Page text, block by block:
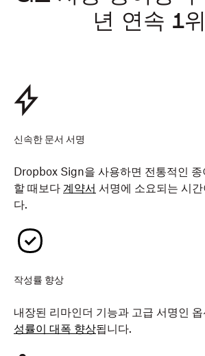
년 연속 1
신속한 문서 서명
Dropbox Sign을 사용하면 전통적인 종
할 때보다 계약서 서명에 소요되는 시
다.
작성률 향상
내장된 리마인더 기능과 고급 서명인 옵
성률이 대폭 향상됩니다.